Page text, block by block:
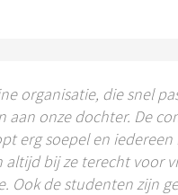
organisatie, die snel
aan onze dochter. De
erg soepel en iedereen
altijd bij ze terecht voor
Ook de studenten zijn